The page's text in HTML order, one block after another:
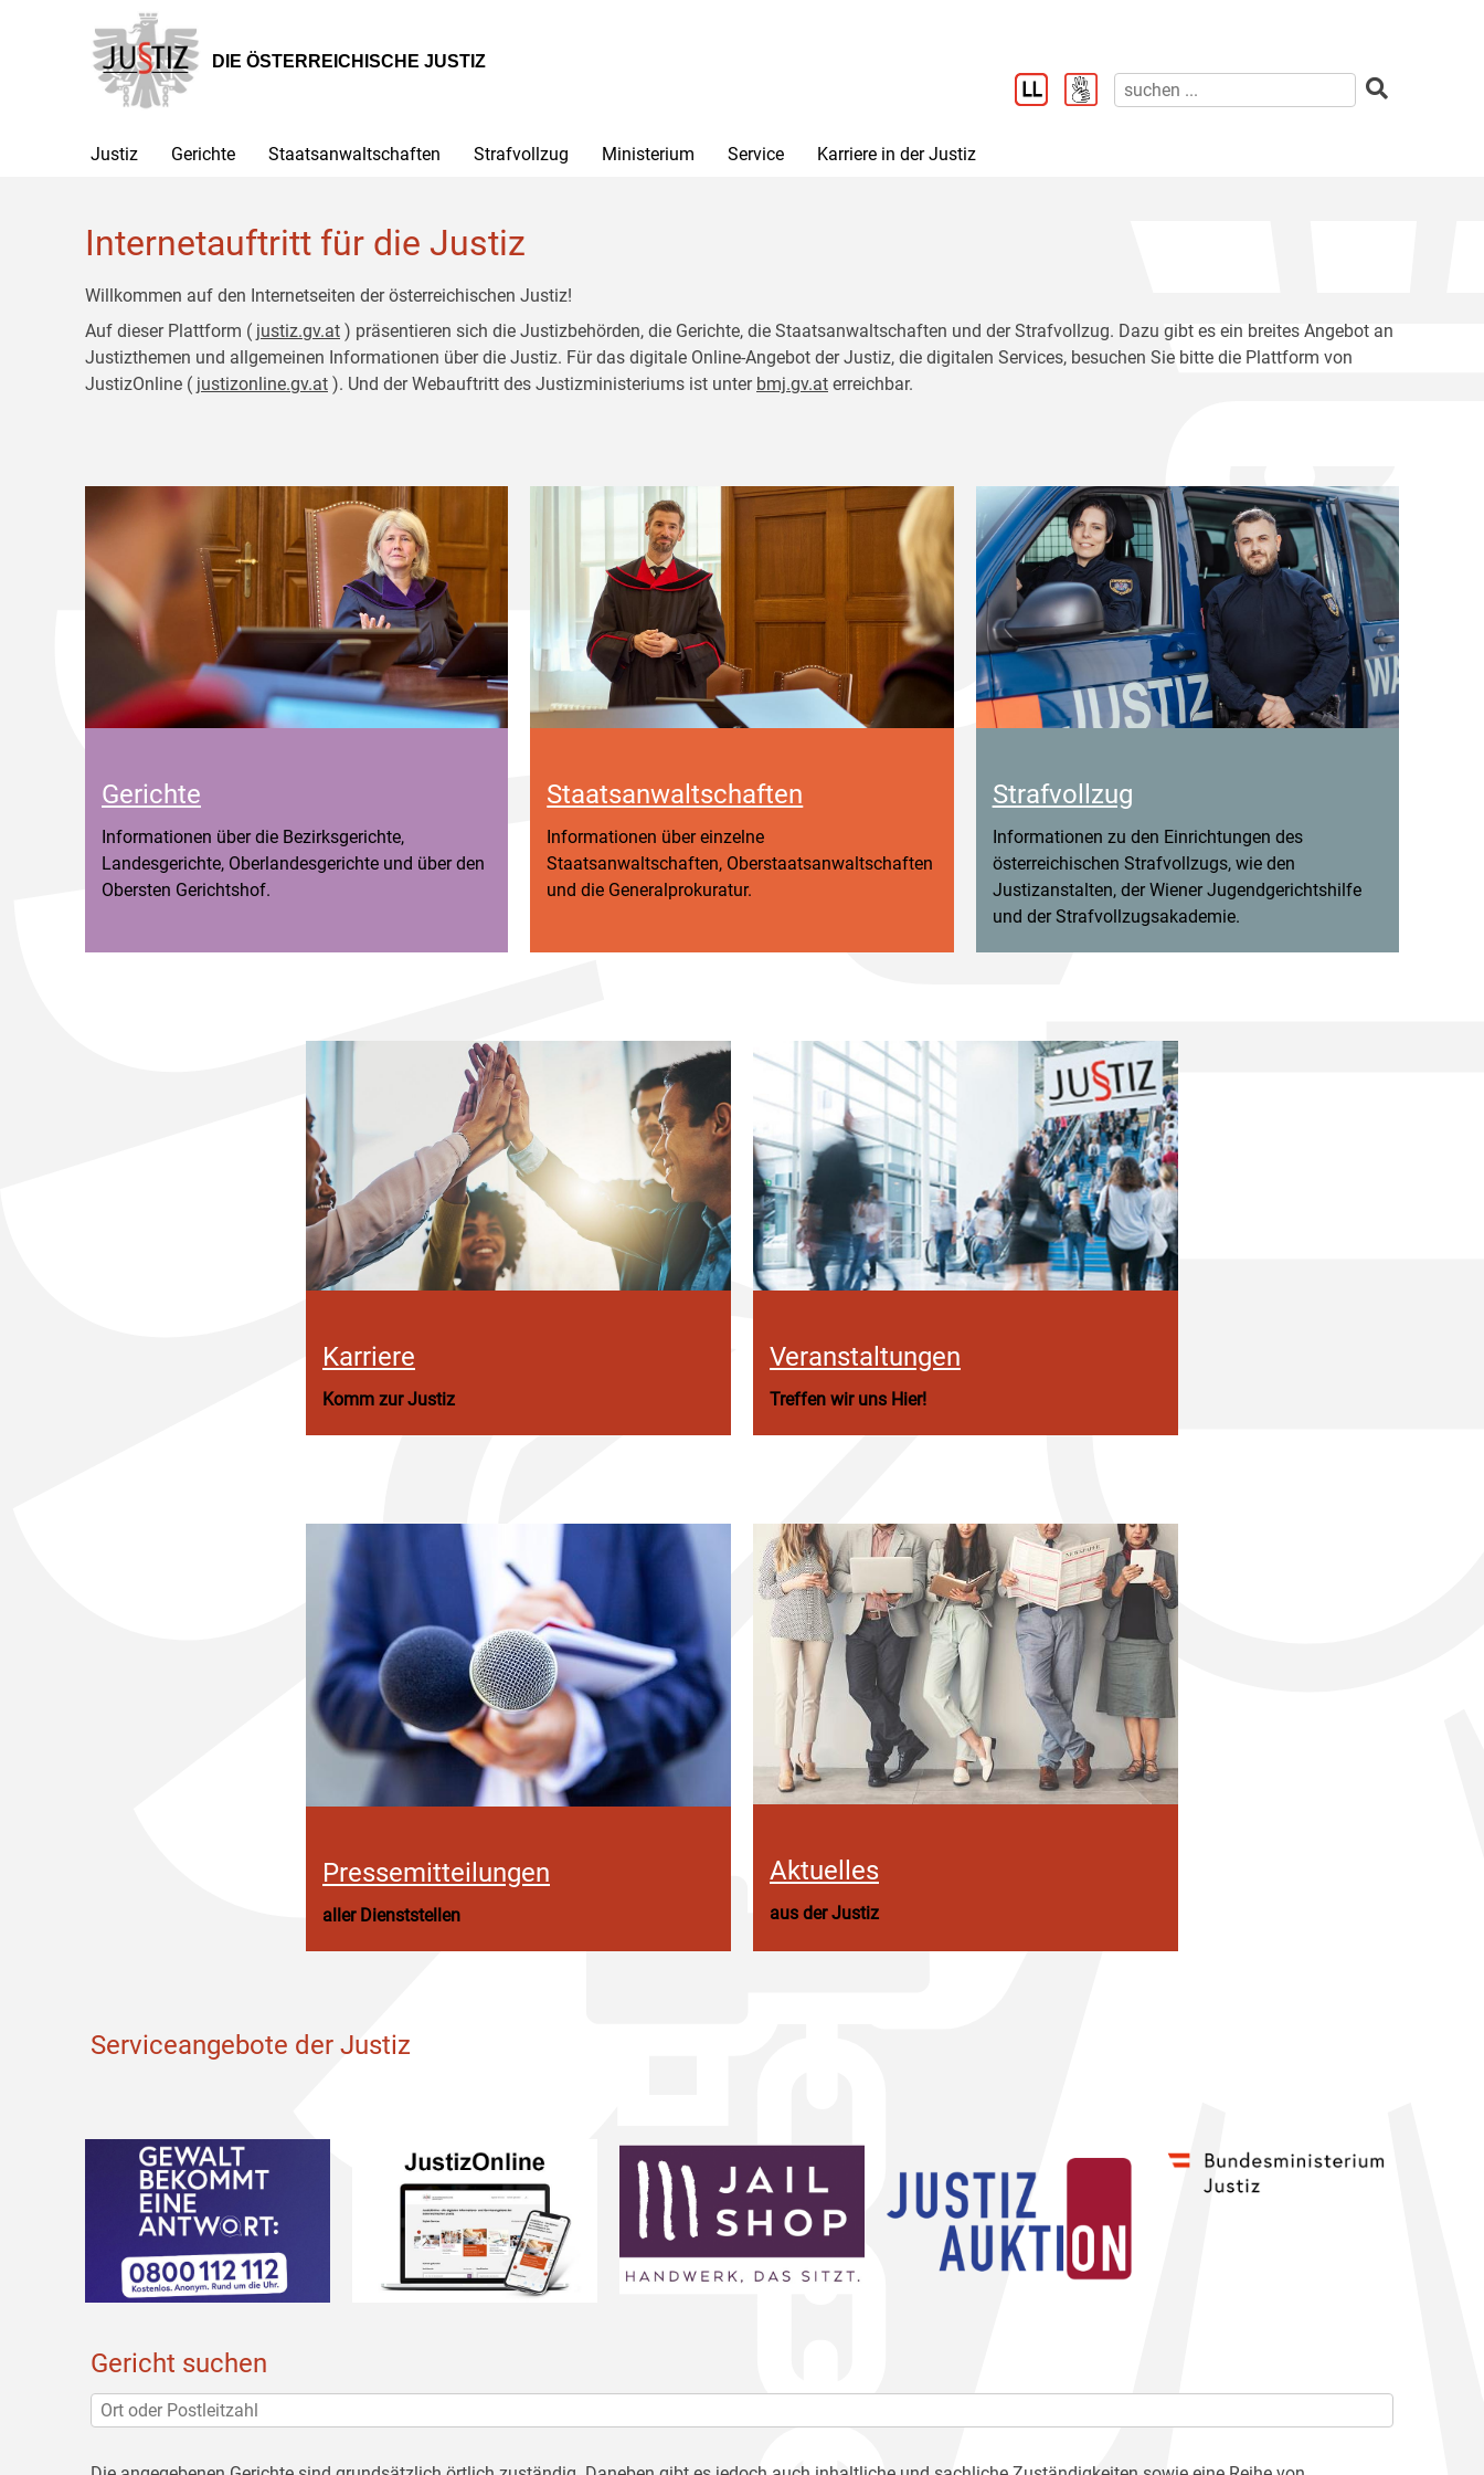
Hauptnavigation
[1]
Inhalt
[2]
DIE ÖSTERREICHISCHE JUSTIZ
Justiz Gerichte Staatsanwaltschaften Strafvollzug Ministerium Service Karriere in der Justiz
Internetauftritt für die Justiz
Willkommen auf den Internetseiten der österreichischen Justiz!
Auf dieser Plattform ( justiz.gv.at ) präsentieren sich die Justizbehörden, die Gerichte, die Staatsanwaltschaften und der Strafvollzug. Dazu gibt es ein breites Angebot an
Justizthemen und allgemeinen Informationen über die Justiz. Für das digitale Online-Angebot der Justiz, die digitalen Services, besuchen Sie bitte die Plattform von
JustizOnline ( justizonline.gv.at ). Und der Webauftritt des Justizministeriums ist unter bmj.gv.at erreichbar.
Gerichte
Informationen über die Bezirksgerichte,
Landesgerichte, Oberlandesgerichte und über den
Obersten Gerichtshof.
Staatsanwaltschaften
Informationen über einzelne
Staatsanwaltschaften, Oberstaatsanwaltschaften
und die Generalprokuratur.
Strafvollzug
Informationen zu den Einrichtungen des
österreichischen Strafvollzugs, wie den
Justizanstalten, der Wiener Jugendgerichtshilfe
und der Strafvollzugsakademie.
Karriere
Komm zur Justiz
Veranstaltungen
Treffen wir uns Hier!
Pressemitteilungen
aller Dienststellen
Aktuelles
aus der Justiz
Serviceangebote der Justiz
Gericht suchen